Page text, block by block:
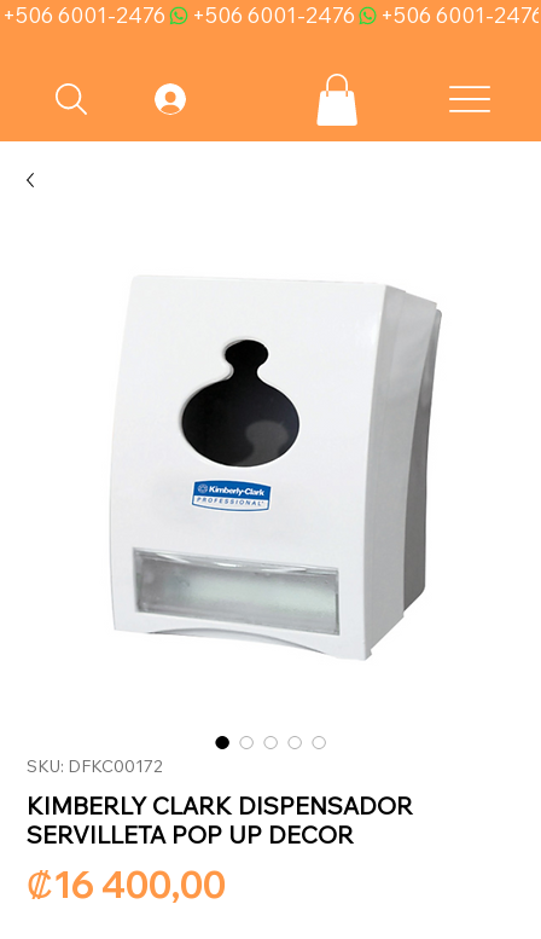
+506 6001-2476
SKU: DFKC00172
KIMBERLY CLARK DISPENSADOR
SERVILLETA POP UP DECOR
₡16 400,00